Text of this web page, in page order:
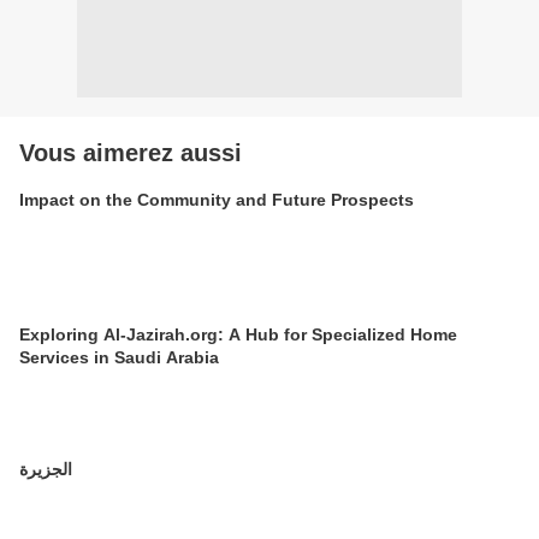
Vous aimerez aussi
Impact on the Community and Future Prospects
Exploring Al-Jazirah.org: A Hub for Specialized Home
Services in Saudi Arabia
الجزيرة